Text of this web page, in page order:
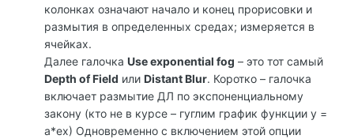
колонках означают начало и конец прорисовки и
размытия в определенных средах; измеряется в
ячейках.
Далее галочка Use exponential fog – это тот самый
Depth of Field или Distant Blur. Коротко – галочка
включает размытие ДЛ по экспоненциальному
закону (кто не в курсе – гуглим график функции y =
a*ex) Одновременно с включением этой опции